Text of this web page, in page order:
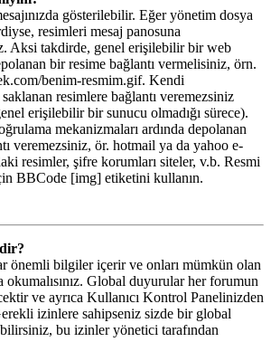
gösterilebilir. Eğer yönetim dosya
resimleri mesaj panosuna
Aksi takdirde, genel erişilebilir bir web
bir resime bağlantı vermelisiniz, örn.
benim-resmim.gif. Kendi
saklanan resimlere bağlantı veremezsiniz
erişilebilir bir sunucu olmadığı sürece).
mekanizmaları ardında depolanan
veremezsiniz, ör. hotmail ya da yahoo e-
resimler, şifre korumları siteler, v.b. Resmi
BBCode [img] etiketini kullanın.
önemli bilgiler içerir ve onları mümkün olan
okumalısınız. Global duyurular her forumun
ve ayrıca Kullanıcı Kontrol Panelinizden
izinlere sahipseniz sizde bir global
bu izinler yönetici tarafından